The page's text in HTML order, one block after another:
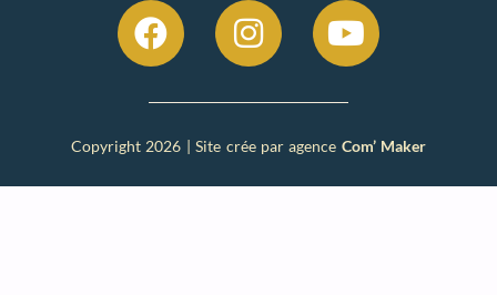
Copyright 2026 | Site crée par agence Com’ Maker